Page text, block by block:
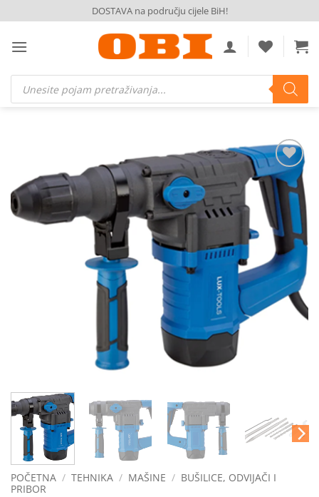
to
content
DOSTAVA na području cijele BiH!
Products
search
Dodaj
na
listu
želja
POČETNA / TEHNIKA / MAŠINE / BUŠILICE, ODVIJAČI I
PRIBOR